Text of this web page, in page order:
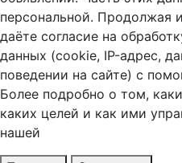
персональной. Продолжая
даёте согласие на
данных (сookie, IP-адрес,
поведении на сайте) с
Более подробно о том,
каких целей и как ими
нашей